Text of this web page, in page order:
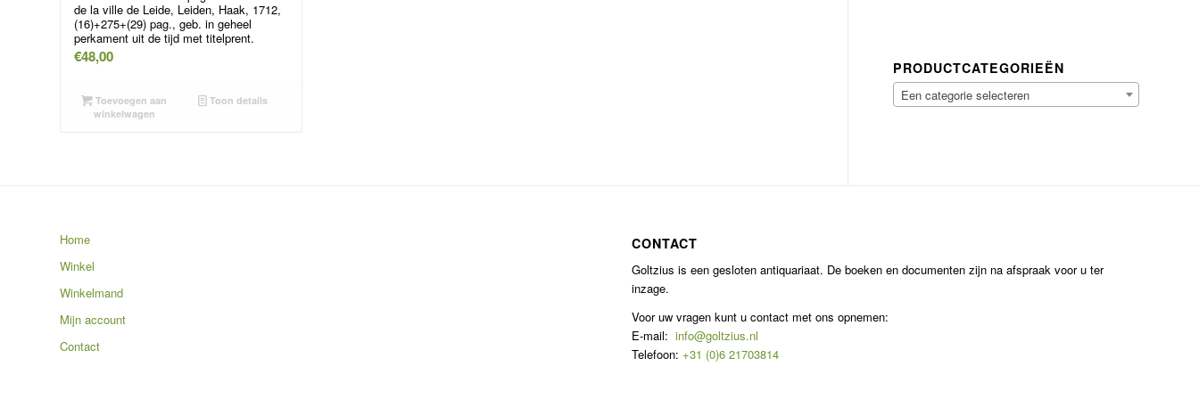
de la ville de Leide, Leiden, Haak, 1712,
(16)+275+(29) pag., geb. in geheel
perkament uit de tijd met titelprent.
€48,00
Toevoegen aan
winkelwagen
Toon details
PRODUCTCATEGORIEËN
Een categorie selecteren
Home
Winkel
Winkelmand
Mijn account
Contact
CONTACT
Goltzius is een gesloten antiquariaat. De boeken en documenten zijn na afspraak voor u ter
inzage.
Voor uw vragen kunt u contact met ons opnemen:
E-mail:info@goltzius.nl
Telefoon: +31 (0)6 21703814